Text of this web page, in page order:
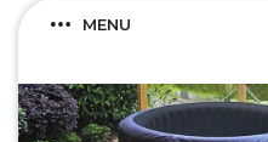
MENU